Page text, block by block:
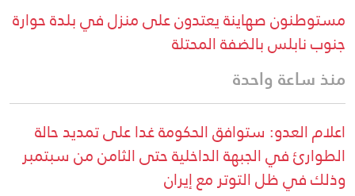
مستوطنون صهاينة يعتدون على منزل في بلدة حوارة
جنوب نابلس بالضفة المحتلة
منذ ساعة واحدة
اعلام العدو: ستوافق الحكومة غدا على تمديد حالة
الطوارئ في الجبهة الداخلية حتى الثامن من سبتمبر
وذلك في ظل التوتر مع إيران